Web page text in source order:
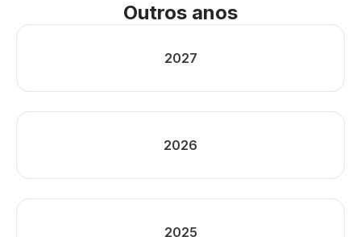
Outros anos
2027
2026
2025